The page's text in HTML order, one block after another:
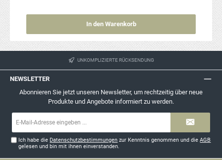
In den Warenkorb
UNKOMPLIZIERTE RÜCKSENDUNG
NEWSLETTER
Abonnieren Sie jetzt unseren Newsletter, um rechtzeitig über neue
Produkte und Angebote informiert zu werden.
Ich habe die Datenschutzbestimmungen zur Kenntnis genommen und dieAGB
gelesen und bin mit ihnen einverstanden.